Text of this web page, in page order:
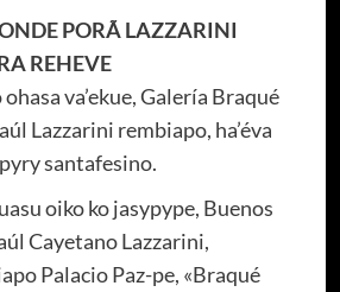
PORÃ LAZZARINI
REHEVE
va’ekue, Galería Braqué
Lazzarini rembiapo, ha’éva
santafesino.
oiko ko jasypype, Buenos
Cayetano Lazzarini,
Palacio Paz-pe, «Braqué